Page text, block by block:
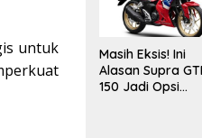
untuk
Masih Eksis! Ini
Alasan Supra
150 Jadi Opsi